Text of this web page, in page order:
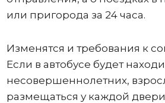
или пригорода за 24 часа.
Изменятся и требования к
Если в автобусе будет
несовершеннолетних,
размещаться у каждой